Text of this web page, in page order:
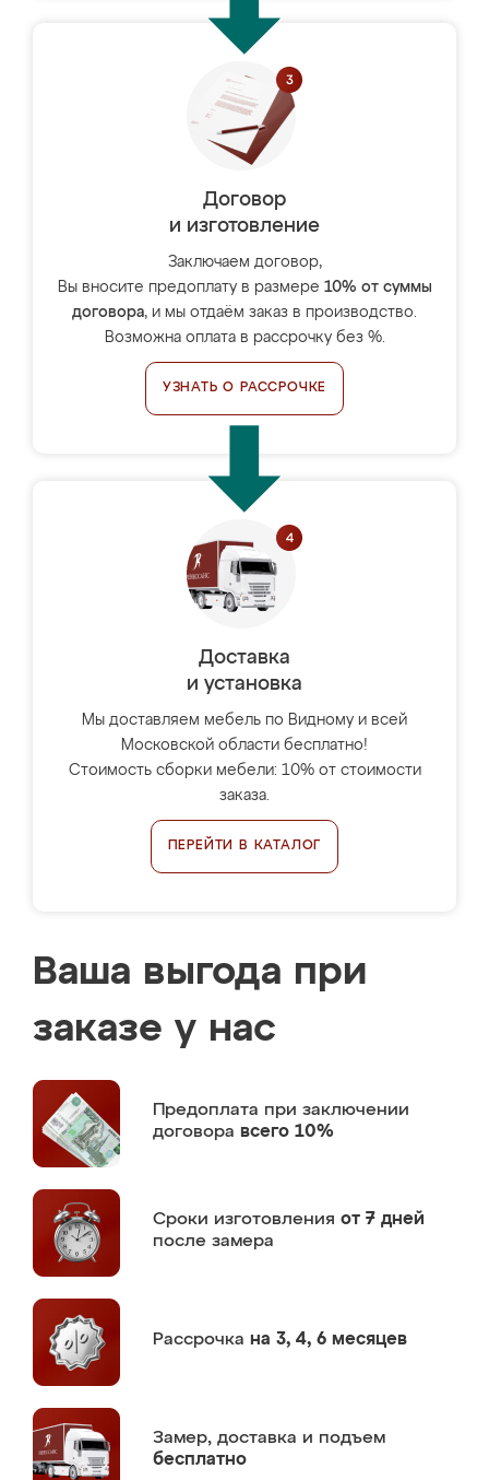
Договор
и изготовление
Заключаем договор,
Вы вносите предоплату в размере 10% от суммы
договора, и мы отдаём заказ в производство.
Возможна оплата в рассрочку без %.
УЗНАТЬ О РАССРОЧКЕ
Доставка
и установка
Мы доставляем мебель по Видному и всей
Московской области бесплатно!
Стоимость сборки мебели: 10% от стоимости
заказа.
ПЕРЕЙТИ В КАТАЛОГ
Ваша выгода при
заказе у нас
Предоплата при заключении
договора всего 10%
Сроки изготовления от 7 дней
после замера
Рассрочка на 3, 4, 6 месяцев
Замер, доставка и подъем
бесплатно